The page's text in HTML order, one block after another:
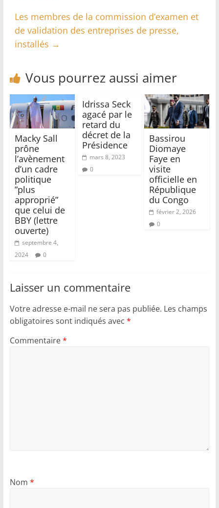
Les membres de la commission d’examen et
de validation des entreprises de presse,
installés →
Vous pourrez aussi aimer
Macky Sall
prône
l’avènement
d’un cadre
politique
”plus
approprié”
que celui de
BBY (lettre
ouverte)
septembre 4,
2024
0
Idrissa Seck
agacé par le
retard du
décret de la
Présidence
mars 8, 2023
0
Bassirou
Diomaye
Faye en
visite
officielle en
République
du Congo
février 2, 2026
0
Laisser un commentaire
Votre adresse e-mail ne sera pas publiée. Les champs
obligatoires sont indiqués avec *
Commentaire*
Nom *